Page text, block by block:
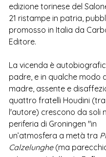
edizione torinese del
21 ristampe in patria,
promosso in Italia da
Editore.
La vicenda è
padre, e in qualche modo
madre, assente e
quattro fratelli Houdini (tra
l'autore) crescono da soli
periferia di Groningen "in
un’atmosfera a metà tra
Calzelunghe (ma